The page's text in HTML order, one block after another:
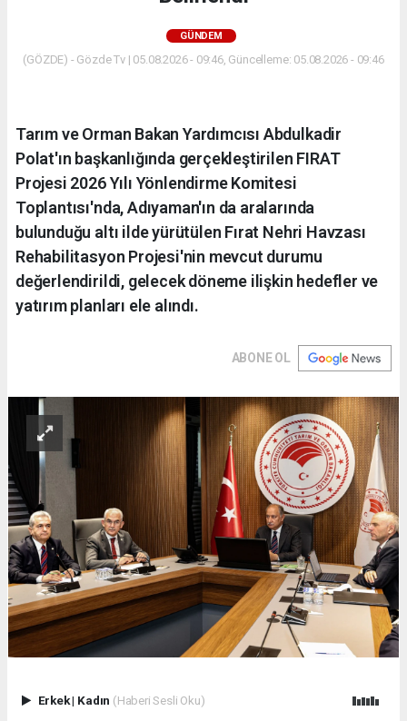
GÜNDEM
(GÖZDE) - Gözde Tv | 05.08.2026 - 09:46, Güncelleme: 05.08.2026 - 09:46
Tarım ve Orman Bakan Yardımcısı Abdulkadir
Polat'ın başkanlığında gerçekleştirilen FIRAT
Projesi 2026 Yılı Yönlendirme Komitesi
Toplantısı'nda, Adıyaman'ın da aralarında
bulunduğu altı ilde yürütülen Fırat Nehri Havzası
Rehabilitasyon Projesi'nin mevcut durumu
değerlendirildi, gelecek döneme ilişkin hedefler ve
yatırım planları ele alındı.
ABONE OL
Erkek| Kadın (Haberi Sesli Oku)